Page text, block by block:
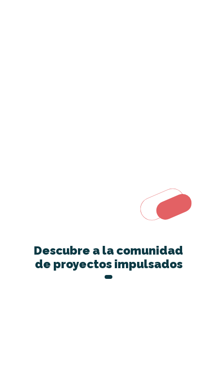
Descubre a la comunidad
de proyectos impulsados